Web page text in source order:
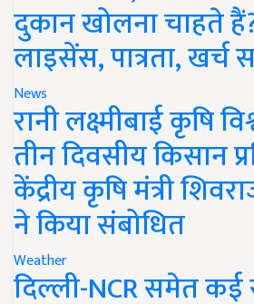
दुकान खोलना चाहते
लाइसेंस, पात्रता,
News
रानी लक्ष्मीबाई कृषि
तीन दिवसीय किसान
केंद्रीय कृषि मंत्री
ने किया संबोधित
Weather
दिल्ली-NCR समेत कई